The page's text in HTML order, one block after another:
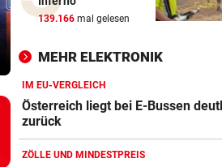
Urlauber war mit
unterwegs
Kanzler
falsch“
BEI IVF-BEHANDLUNGEN vor
verringern
BEI VISUM-ANTRAG vor 2
USA wollen Reisende online
genauer durchleuchten
139.166 mal gelesen
MEHR ELEKTRONIK
IM EU-VERGLEICH
Österreich liegt bei E-Bussen
zurück
ZÖLLE UND MINDESTPREIS